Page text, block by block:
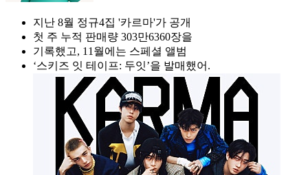
지난 8월 정규4집 '카르마'가 공개
첫 주 누적 판매량 303만6360장을
기록했고, 11월에는 스페셜 앨범
‘스키즈 잇 테이프: 두잇’을 발매했어.